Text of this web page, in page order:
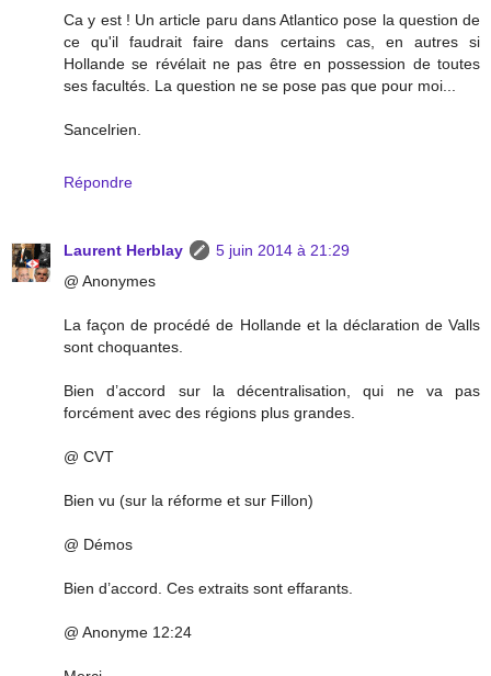
Ca y est ! Un article paru dans Atlantico pose la question de
ce qu'il faudrait faire dans certains cas, en autres si
Hollande se révélait ne pas être en possession de toutes
ses facultés. La question ne se pose pas que pour moi...
Sancelrien.
Répondre
Laurent Herblay
5 juin 2014 à 21:29
@ Anonymes
La façon de procédé de Hollande et la déclaration de Valls
sont choquantes.
Bien d’accord sur la décentralisation, qui ne va pas
forcément avec des régions plus grandes.
@ CVT
Bien vu (sur la réforme et sur Fillon)
@ Démos
Bien d’accord. Ces extraits sont effarants.
@ Anonyme 12:24